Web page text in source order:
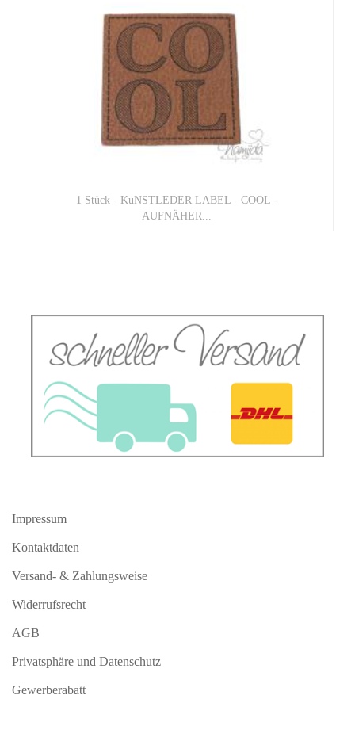
1 Stück - KuNSTLEDER LABEL - COOL -
AUFNÄHER...
Impressum
Kontaktdaten
Versand- & Zahlungsweise
Widerrufsrecht
AGB
Privatsphäre und Datenschutz
Gewerberabatt